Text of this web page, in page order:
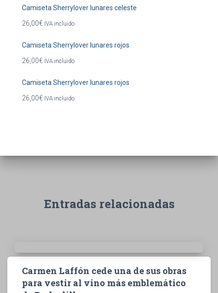
Camiseta Sherrylover lunares celeste
26,00€ IVA incluido
Camiseta Sherrylover lunares rojos
26,00€ IVA incluido
Camiseta Sherrylover lunares rojos
26,00€ IVA incluido
Entradas relacionadas
Carmen Laffón cede una de sus obras
para vestir al vino más emblemático